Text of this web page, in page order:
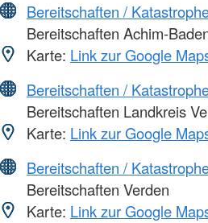
Bereitschaften /
Bereitschaften Achim-
Karte: Link zur Google
Bereitschaften /
Bereitschaften Landkreis
Karte: Link zur Google
Bereitschaften /
Bereitschaften Verden
Karte: Link zur Google